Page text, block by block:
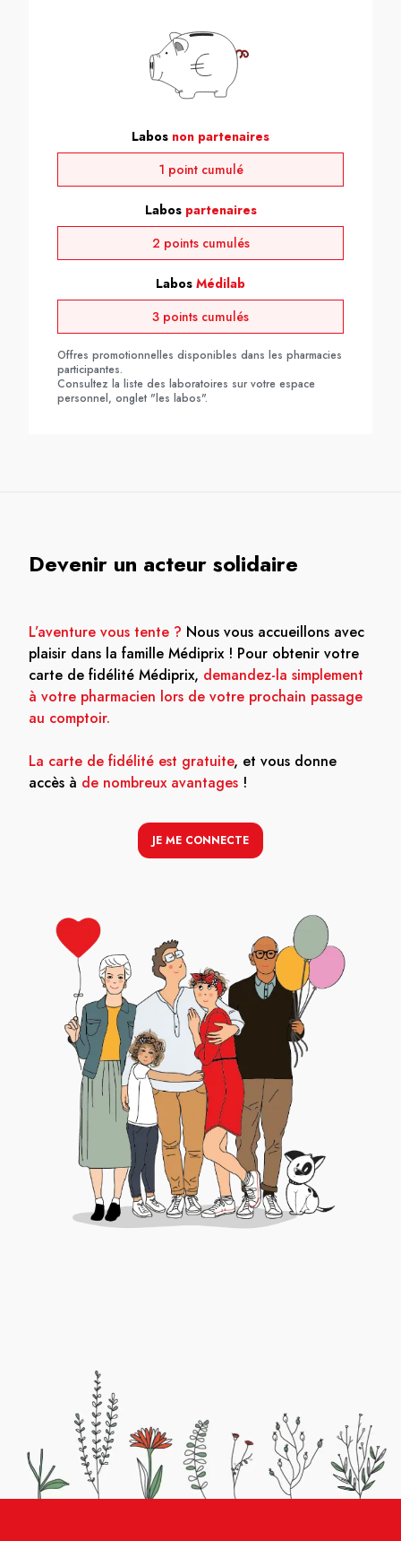
Labos non partenaires
1 point cumulé
Labos partenaires
2 points cumulés
Labos Médilab
3 points cumulés
Offres promotionnelles disponibles dans les pharmacies
participantes.
Consultez la liste des laboratoires sur votre espace
personnel, onglet "les labos".
Devenir un acteur solidaire
L’aventure vous tente ? Nous vous accueillons avec
plaisir dans la famille Médiprix ! Pour obtenir votre
carte de fidélité Médiprix, demandez-la simplement
à votre pharmacien lors de votre prochain passage
au comptoir.
La carte de fidélité est gratuite, et vous donne
accès à de nombreux avantages !
JE ME CONNECTE